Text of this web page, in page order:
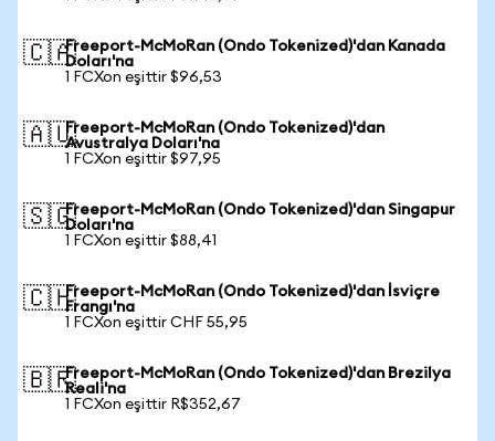
🇨🇦Freeport-McMoRan (Ondo Tokenized)'dan Kanada
Doları'na
1 FCXon eşittir $96,53
🇦🇺Freeport-McMoRan (Ondo Tokenized)'dan
Avustralya Doları'na
1 FCXon eşittir $97,95
🇸🇬Freeport-McMoRan (Ondo Tokenized)'dan Singapur
Doları'na
1 FCXon eşittir $88,41
🇨🇭Freeport-McMoRan (Ondo Tokenized)'dan İsviçre
Frangı'na
1 FCXon eşittir CHF 55,95
🇧🇷Freeport-McMoRan (Ondo Tokenized)'dan Brezilya
Reali'na
1 FCXon eşittir R$352,67